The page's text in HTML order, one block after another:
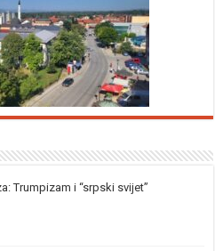
Trumpizam i “srpski svijet”